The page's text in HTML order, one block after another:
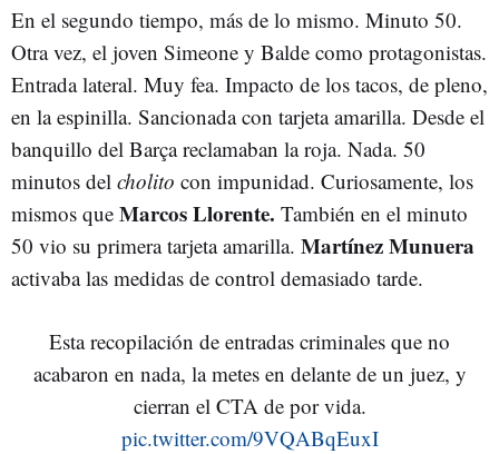
En el segundo tiempo, más de lo mismo. Minuto 50.
Otra vez, el joven Simeone y Balde como protagonistas.
Entrada lateral. Muy fea. Impacto de los tacos, de pleno,
en la espinilla. Sancionada con tarjeta amarilla. Desde el
banquillo del Barça reclamaban la roja. Nada. 50
minutos del cholito con impunidad. Curiosamente, los
mismos que Marcos Llorente. También en el minuto
50 vio su primera tarjeta amarilla. Martínez Munuera
activaba las medidas de control demasiado tarde.
Esta recopilación de entradas criminales que no
acabaron en nada, la metes en delante de un juez, y
cierran el CTA de por vida.
pic.twitter.com/9VQABqEuxI